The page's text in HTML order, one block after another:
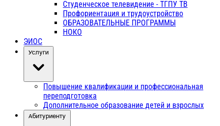
Студенческое телевидение - ТГПУ ТВ
Профориентация и трудоустройство
ОБРАЗОВАТЕЛЬНЫЕ ПРОГРАММЫ
НОКО
ЭИОС
Услуги
Повышение квалификации и профессиональная
переподготовка
Дополнительное образование детей и взрослых
Абитуриенту